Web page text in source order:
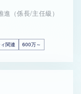
（係長/主任級）
関連 600万～